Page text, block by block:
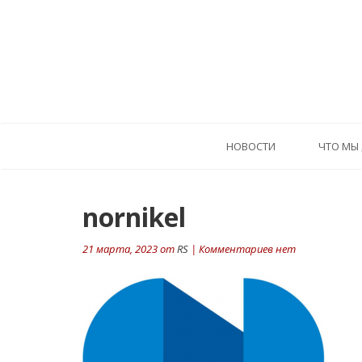
HОВОСТИ ЧТО МЫ
nornikel
21 марта, 2023 отRS | Комментариев нет